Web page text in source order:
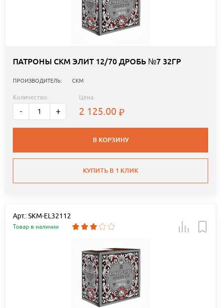
ПАТРОНЫ СКМ ЭЛИТ 12/70 ДРОБЬ №7 32ГР
ПРОИЗВОДИТЕЛЬ: СКМ
Количество:
- +
Цена:
2 125.00
В КОРЗИНУ
КУПИТЬ В 1 КЛИК
Арт.: SKM-EL32112
Товар в наличии